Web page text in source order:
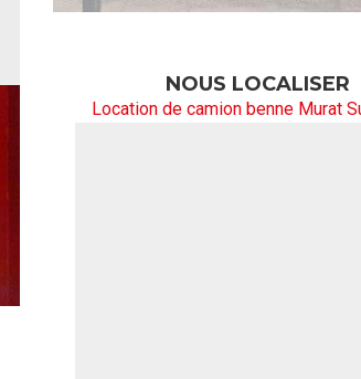
NOUS LOCALISER
Location de camion benne Murat